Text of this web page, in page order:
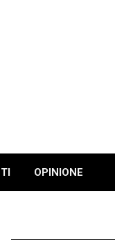
OPINIONE